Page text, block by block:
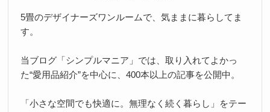
5畳のデザイナーズワンルームで、気ままに暮らしてま
す。
当ブログ「シンプルマニア」では、取り入れてよかっ
た“愛用品紹介”を中心に、400本以上の記事を公開中。
「小さな空間でも快適に。無理なく続く暮らし」をテー